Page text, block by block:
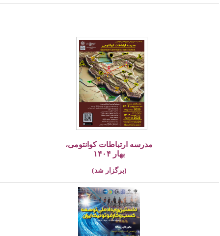
مدرسه ارتباطات کوانتومی،
بهار ۱۴۰۴
(برگزار شد)